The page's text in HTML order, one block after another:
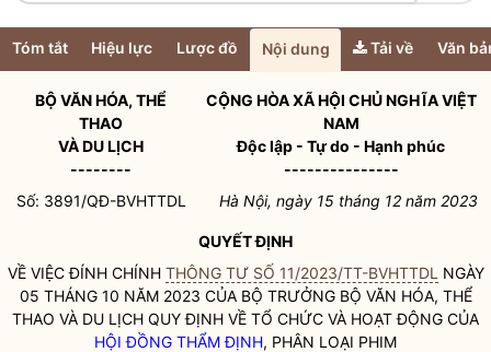
Tóm tắt Hiệu lực Lược đồ Nội dung Tải về Văn
BỘ VĂN HÓA, THỂ
THAO
VÀ DU LỊCH
--------
CỘNG HÒA XÃ HỘI CHỦ NGHĨA VIỆT
NAM
Độc lập - Tự do - Hạnh phúc
---------------
Số: 3891/QĐ-BVHTTDL
Hà Nội, ngày 15 tháng 12 năm 2023
QUYẾT ĐỊNH
VỀ VIỆC ĐÍNH CHÍNH THÔNG TƯ SỐ 11/2023/TT-BVHTTDL NGÀY
05 THÁNG 10 NĂM 2023 CỦA BỘ TRƯỞNGBỘ VĂN HÓA, THỂ
THAO VÀ DU LỊCH QUY ĐỊNH VỀ TỔ CHỨC VÀ HOẠT ĐỘNG CỦA
HỘI ĐỒNG THẨM ĐỊNH, PHÂN LOẠI PHIM